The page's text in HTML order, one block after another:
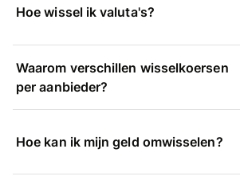
Hoe wissel ik valuta's?
Waarom verschillen wisselkoersen
per aanbieder?
Hoe kan ik mijn geld omwisselen?